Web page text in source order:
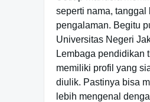
seperti nama, tanggal
pengalaman. Begitu
Universitas Negeri
Lembaga pendidikan
memiliki profil yang
diulik. Pastinya bisa
lebih mengenal